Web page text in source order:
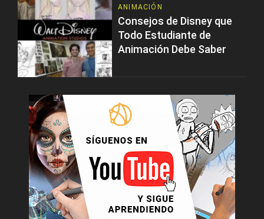
ANIMACIÓN
Consejos de Disney que
Todo Estudiante de
Animación Debe Saber